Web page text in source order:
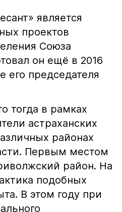
является
проектов
Союза
он ещё в 2016
его председателя
тогда в рамках
астраханских
районах
Первым местом
район. На
подобных
В этом году при